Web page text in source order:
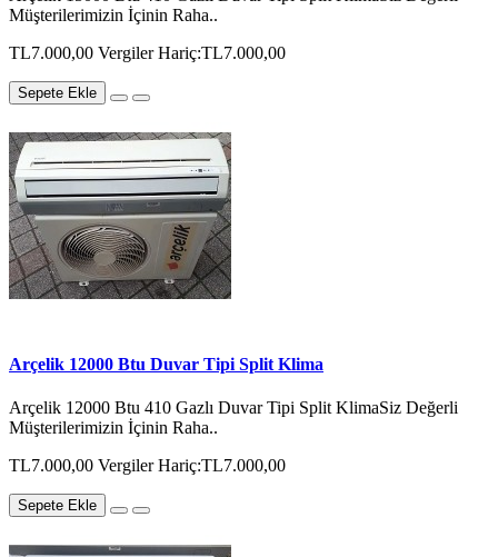
Müşterilerimizin İçinin Raha..
TL7.000,00 Vergiler Hariç:TL7.000,00
Sepete Ekle
Arçelik 12000 Btu Duvar Tipi Split Klima
Arçelik 12000 Btu 410 Gazlı Duvar Tipi Split KlimaSiz Değerli
Müşterilerimizin İçinin Raha..
TL7.000,00 Vergiler Hariç:TL7.000,00
Sepete Ekle